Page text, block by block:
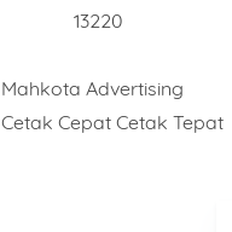
13220
Mahkota Advertising
Cetak Cepat Cetak Tepat